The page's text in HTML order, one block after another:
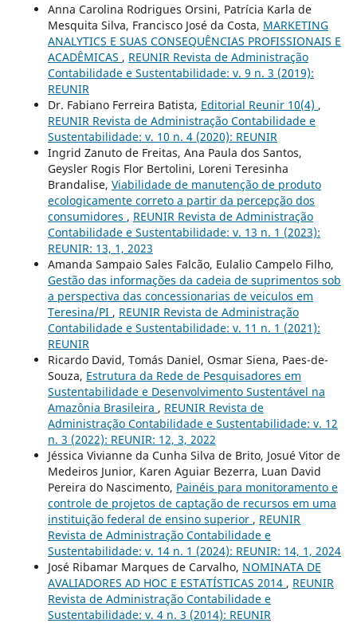
Anna Carolina Rodrigues Orsini, Patrícia Karla de
Mesquita Silva, Francisco José da Costa, MARKETING
ANALYTICS E SUAS CONSEQUÊNCIAS PROFISSIONAIS E
ACADÊMICAS , REUNIR Revista de Administração
Contabilidade e Sustentabilidade: v. 9 n. 3 (2019):
REUNIR
Dr. Fabiano Ferreira Batista, Editorial Reunir 10(4) ,
REUNIR Revista de Administração Contabilidade e
Sustentabilidade: v. 10 n. 4 (2020): REUNIR
Ingrid Zanuto de Freitas, Ana Paula dos Santos,
Geysler Rogis Flor Bertolini, Loreni Teresinha
Brandalise, Viabilidade de manutenção de produto
ecologicamente correto a partir da percepção dos
consumidores , REUNIR Revista de Administração
Contabilidade e Sustentabilidade: v. 13 n. 1 (2023):
REUNIR: 13, 1, 2023
Amanda Sampaio Sales Falcão, Eulalio Campelo Filho,
Gestão das informações da cadeia de suprimentos sob
a perspectiva das concessionarias de veiculos em
Teresina/PI , REUNIR Revista de Administração
Contabilidade e Sustentabilidade: v. 11 n. 1 (2021):
REUNIR
Ricardo David, Tomás Daniel, Osmar Siena, Paes-de-
Souza, Estrutura da Rede de Pesquisadores em
Sustentabilidade e Desenvolvimento Sustentável na
Amazônia Brasileira , REUNIR Revista de
Administração Contabilidade e Sustentabilidade: v. 12
n. 3 (2022): REUNIR: 12, 3, 2022
Jéssica Vivianne da Cunha Silva de Brito, Josué Vitor de
Medeiros Junior, Karen Aguiar Bezerra, Luan David
Pereira do Nascimento, Painéis para monitoramento e
controle de projetos de captação de recursos em uma
instituição federal de ensino superior , REUNIR
Revista de Administração Contabilidade e
Sustentabilidade: v. 14 n. 1 (2024): REUNIR: 14, 1, 2024
José Ribamar Marques de Carvalho, NOMINATA DE
AVALIADORES AD HOC E ESTATÍSTICAS 2014 , REUNIR
Revista de Administração Contabilidade e
Sustentabilidade: v. 4 n. 3 (2014): REUNIR